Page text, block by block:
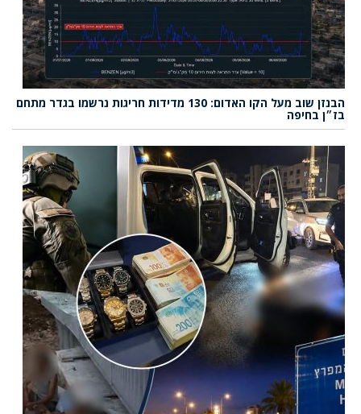
הבנזן שוב מעל הקו האדום: 130 מדידות חריגות נרשמו בגדר מתחם
בז״ן בחיפה